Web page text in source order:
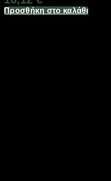
Προσθήκη στο καλάθι